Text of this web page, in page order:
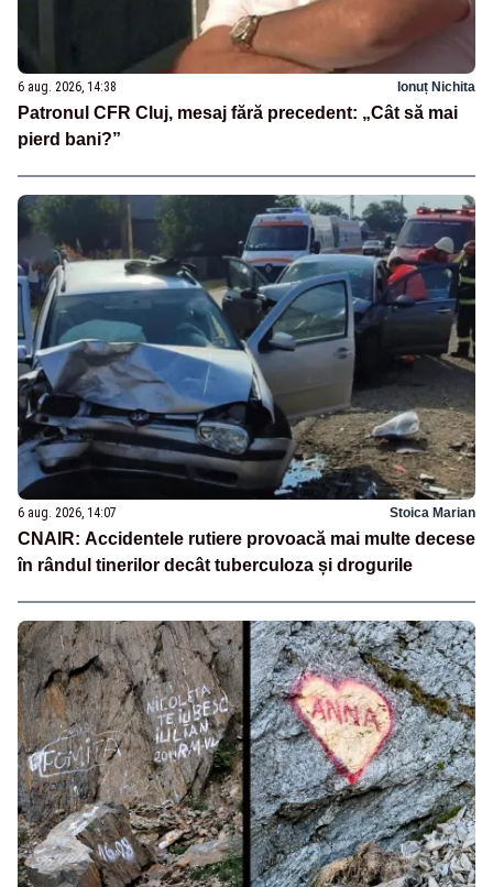
6 aug. 2026, 14:38 Ionuț Nichita
Patronul CFR Cluj, mesaj fără precedent: „Cât să mai
pierd bani?”
6 aug. 2026, 14:07 Stoica Marian
CNAIR: Accidentele rutiere provoacă mai multe decese
în rândul tinerilor decât tuberculoza și drogurile